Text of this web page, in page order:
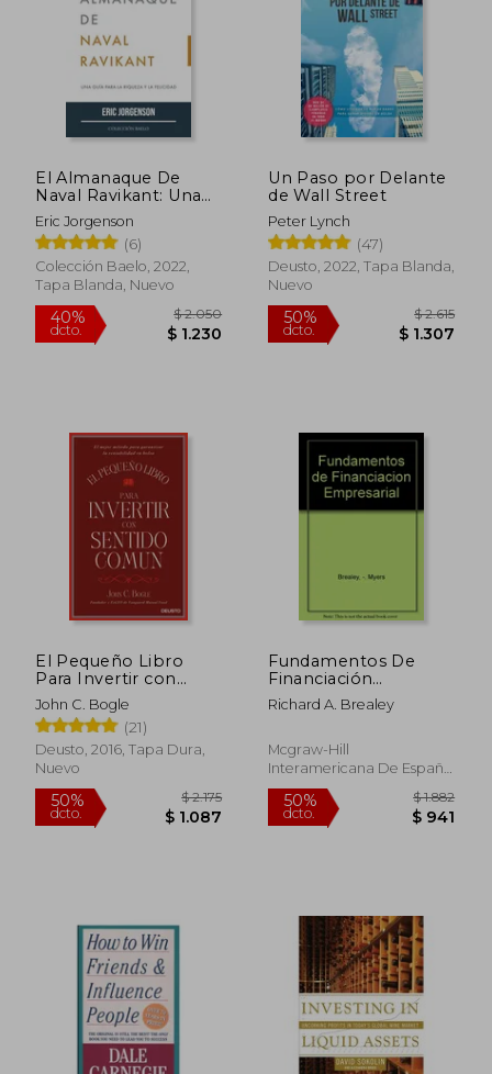
El Almanaque De
Naval Ravikant: Una
Guía Para La Riqueza
Y La Felicidad
Eric Jorgenson
(6)
Colección Baelo, 2022,
Tapa Blanda, Nuevo
40%
Un Paso por Delante
de Wall Street
Peter Lynch
(47)
Deusto, 2022, Tapa Blanda,
Nuevo
50%
El Pequeño Libro
Para Invertir con
Sentido Común: El
Mejor Método Para
Garantizar la
Rentabilidad en Bolsa
John C. Bogle
(21)
Deusto, 2016, Tapa Dura,
Nuevo
50%
Fundamentos De
Financiación
Empresarial
Richard A. Brealey
Mcgraw-Hill
Interamericana De España
S.l, 2014, Rúst.,
50%
dcto.